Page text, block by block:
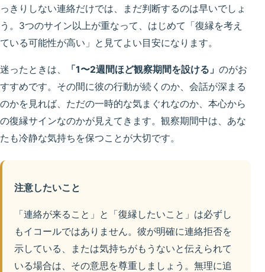
っきりしない連絡だけでは、まだ判断するのは早いでしょ
う。3つのサイン以上が重なって、はじめて「復縁を考え
ている可能性が高い」と見てよい目安になります。
迷ったときは、 「1〜2週間ほど観察期間を設ける」 のがお
すすめです。その間に彼の行動が続くのか、会話が深まる
のかを見れば、ただの一時的な気まぐれなのか、本心から
の復縁サインなのかが見えてきます。観察期間中は、あな
たも冷静な気持ちを保つことが大切です。
注意したいこと
「連絡が来ること」と「復縁したいこと」は必ずし
もイコールではありません。彼が明確に連絡拒否を
示している、または気持ちがもうないと伝えられて
いる場合は、その意思を尊重しましょう。無理に追